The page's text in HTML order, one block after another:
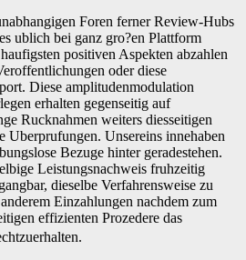
Foren ferner Review-Hubs
ublich bei ganz gro?en Plattform
positiven Aspekten abzahlen
oder diese
Diese amplitudenmodulation
erhalten gegenseitig auf
Rucknahmen weiters diesseitigen
Uberprufungen. Unsereins innehaben
Bezuge hinter geradestehen.
Leistungsnachweis fruhzeitig
dieselbe Verfahrensweise zu
Einzahlungen nachdem zum
effizienten Prozedere das